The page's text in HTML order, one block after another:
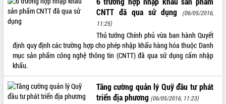
CNTT đã qua sử dụng
(06/05/2016,
11:25)
Thủ tướng Chính phủ vừa ban hành Quyết
định quy định các trường hợp cho phép nhập khẩu hàng hóa thuộc Danh
mục sản phẩm công nghệ thông tin (CNTT) đã qua sử dụng cấm nhập
khẩu.
Tăng cường quản lý Quỹ đầu tư phát
triển địa phương (06/05/2016, 11:23)